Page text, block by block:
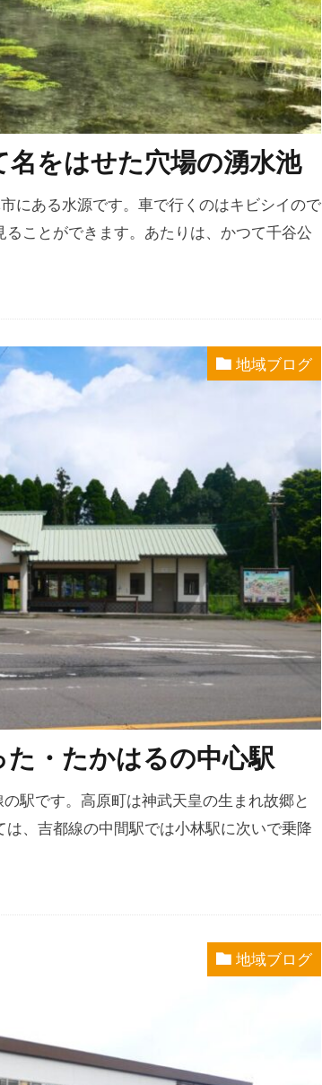
をはせた穴場の湧水池
にある水源です。車で行くのはキビシイので
ことができます。あたりは、かつて千谷公
地域ブログ
・たかはるの中心駅
駅です。高原町は神武天皇の生まれ故郷と
、吉都線の中間駅では小林駅に次いで乗降
地域ブログ